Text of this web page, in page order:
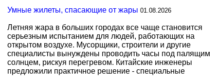
Умные жилеты, спасающие от жары 01.08.2026
Летняя жара в больших городах все чаще становится
серьезным испытанием для людей, работающих на
открытом воздухе. Мусорщики, строители и другие
специалисты вынуждены проводить часы под палящим
солнцем, рискуя перегревом. Китайские инженеры
предложили практичное решение - специальные